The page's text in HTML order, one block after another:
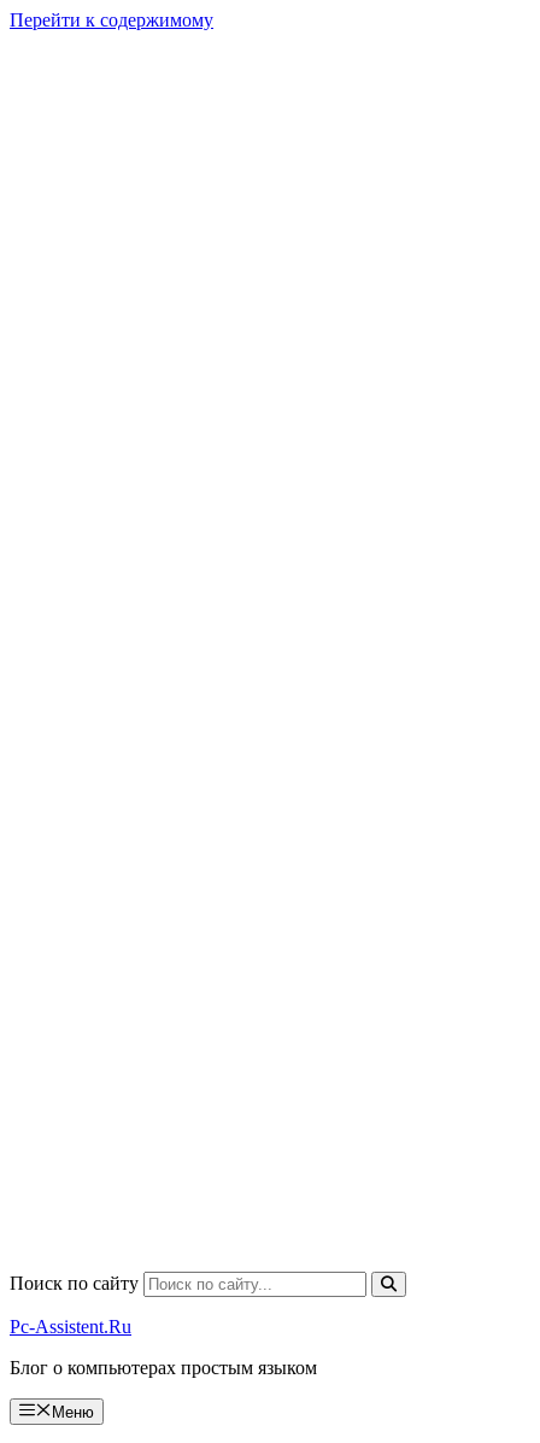
Перейти к содержимому
Поиск по сайту
Pc-Assistent.Ru
Блог о компьютерах простым языком
Меню